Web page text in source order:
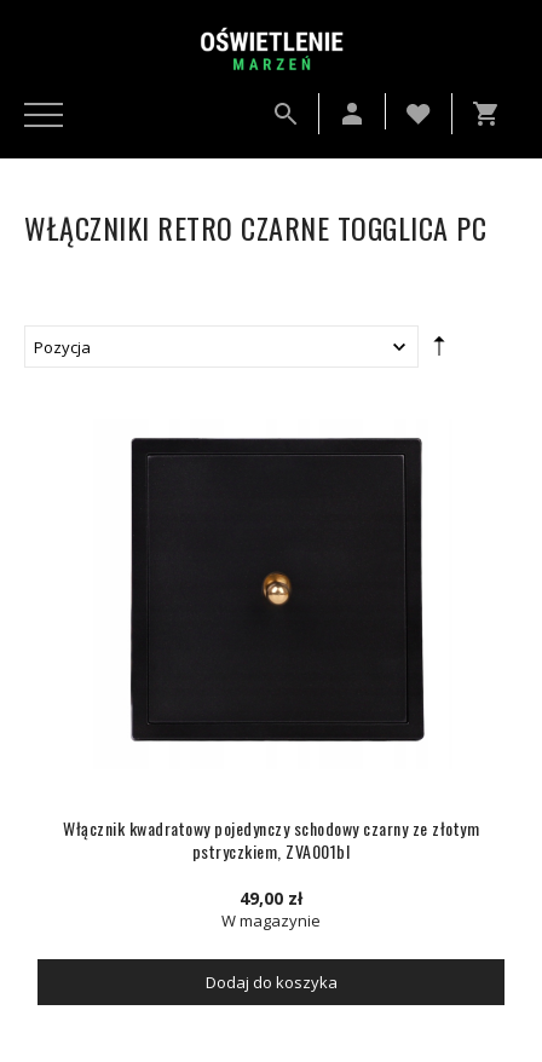
WŁĄCZNIKI RETRO CZARNE TOGGLICA PC
Włącznik kwadratowy pojedynczy schodowy czarny ze złotym
pstryczkiem, ZVA001bl
49,00 zł
W magazynie
Dodaj do koszyka